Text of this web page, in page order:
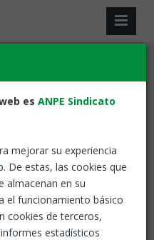
de carrera al
Catalunya 05 Oct, 2021
es ANPE Sindicato
mejorar su experiencia
De estas, las cookies que
almacenan en su
el funcionamiento básico
cookies de terceros,
estadísticos